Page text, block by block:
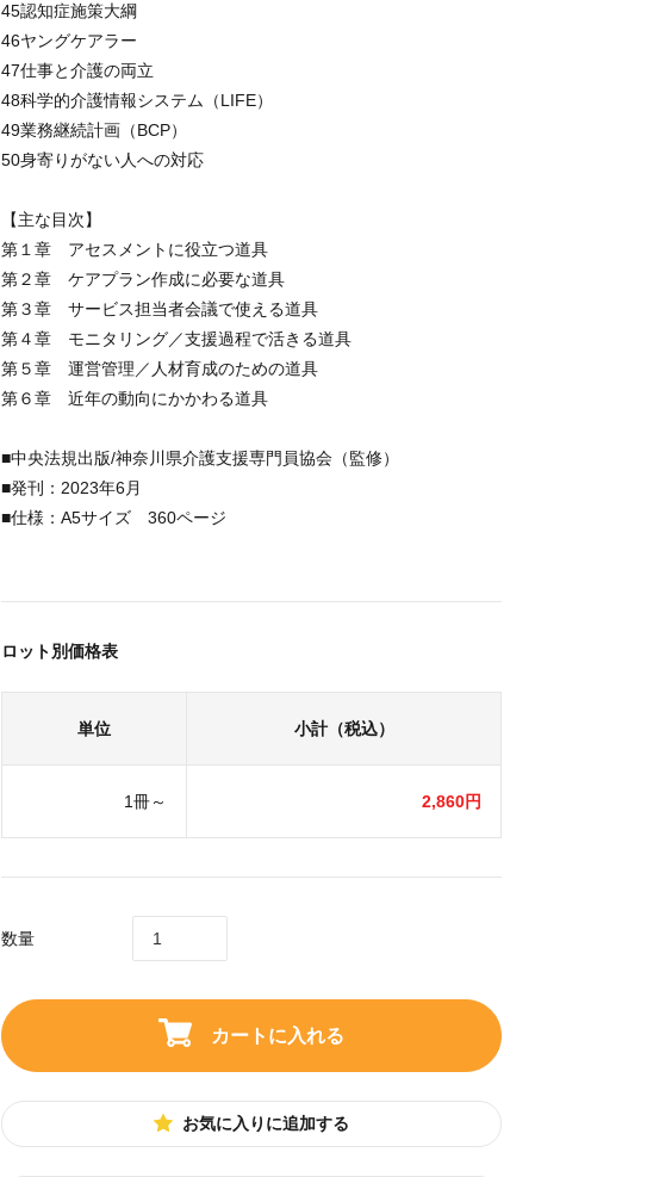
45認知症施策大綱
46ヤングケアラー
47仕事と介護の両立
48科学的介護情報システム（LIFE）
49業務継続計画（BCP）
50身寄りがない人への対応
【主な目次】
第１章 アセスメントに役立つ道具
第２章 ケアプラン作成に必要な道具
第３章 サービス担当者会議で使える道具
第４章 モニタリング／支援過程で活きる道具
第５章 運営管理／人材育成のための道具
第６章 近年の動向にかかわる道具
■中央法規出版/神奈川県介護支援専門員協会（監修）
■発刊：2023年6月
■仕様：A5サイズ 360ページ
ロット別価格表
単位 小計（税込）
1冊～ 2,860円
数量
カートに入れる
お気に入りに追加する